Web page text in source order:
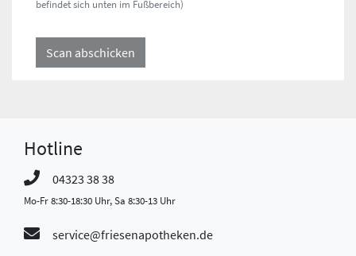
befindet sich unten im Fußbereich)
Scan abschicken
Hotline
04323 38 38
Mo-Fr 8:30-18:30 Uhr, Sa 8:30-13 Uhr
service@friesenapotheken.de